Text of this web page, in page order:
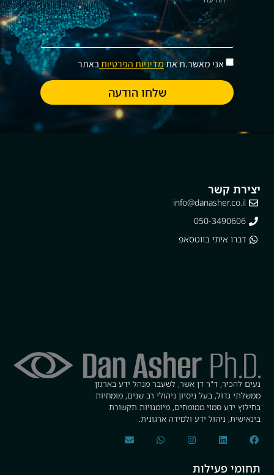
אני מאשר.ת אתמדיניות הפרטיותבאתר
שלחו הודעה
נעים להכיר, ד"ר דן אשר, לשעבר מנהל ידע בארגון
ממשלתי גדול, בעל ניסיון ניהולי רב שנים, מומחיות
בחילוץ ידע סמוי ממומחים, מיומנויות תקשורת
בינאישית, ניהול ידע ולמידה ארגונית.
תחומי פעילות
יצירת קשר
info@danasher.co.il
050-3490606
דברו איתי בווטסאפ